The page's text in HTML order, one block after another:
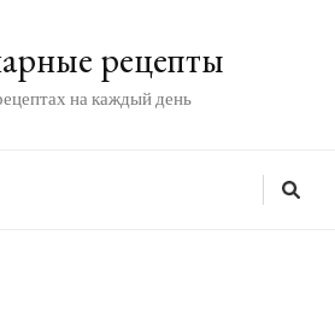
рецепты
на каждый день